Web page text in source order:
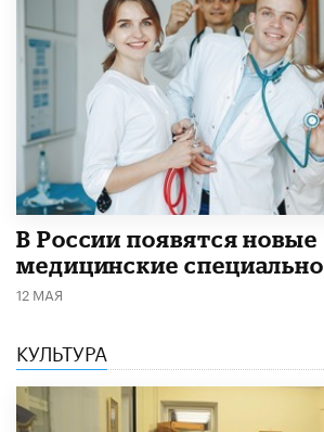
В России появятся новые
медицинские
12 МАЯ
КУЛЬТУРА